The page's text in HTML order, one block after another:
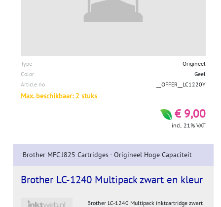
Type
Origineel
Color
Geel
Article no
__OFFER__LC1220Y
Max. beschikbaar: 2 stuks
€ 9,00
incl. 21% VAT
Brother MFC J825 Cartridges - Origineel Hoge Capaciteit
Brother LC-1240 Multipack zwart en kleur
Brother LC-1240 Multipack inktcartridge zwart